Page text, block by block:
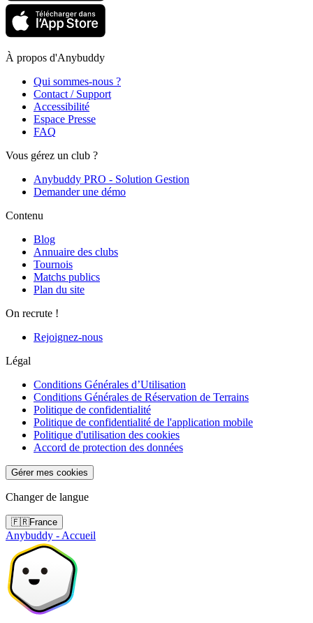
À propos d'Anybuddy
Qui sommes-nous ?
Contact / Support
Accessibilité
Espace Presse
FAQ
Vous gérez un club ?
Anybuddy PRO - Solution Gestion
Demander une démo
Contenu
Blog
Annuaire des clubs
Tournois
Matchs publics
Plan du site
On recrute !
Rejoignez-nous
Légal
Conditions Générales d’Utilisation
Conditions Générales de Réservation de Terrains
Politique de confidentialité
Politique de confidentialité de l'application mobile
Politique d'utilisation des cookies
Accord de protection des données
Gérer mes cookies
Changer de langue
🇫🇷France
Anybuddy - Accueil